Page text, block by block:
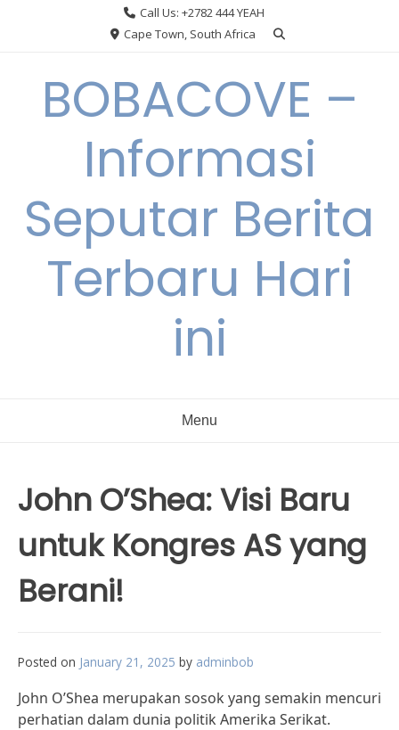
Call Us: +2782 444 YEAH
Cape Town, South Africa
BOBACOVE –
Informasi
Seputar Berita
Terbaru Hari
ini
Menu
John O’Shea: Visi Baru
untuk Kongres AS yang
Berani!
Posted on January 21, 2025 by adminbob
John O’Shea merupakan sosok yang semakin mencuri
perhatian dalam dunia politik Amerika Serikat.